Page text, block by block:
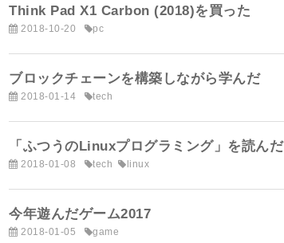
Think Pad X1 Carbon (2018)を買った
2018-10-20 pc
ブロックチェーンを構築しながら学んだ
2018-01-14 tech
「ふつうのLinuxプログラミング」を読んだ
2018-01-08 tech linux
今年遊んだゲーム2017
2018-01-05 game